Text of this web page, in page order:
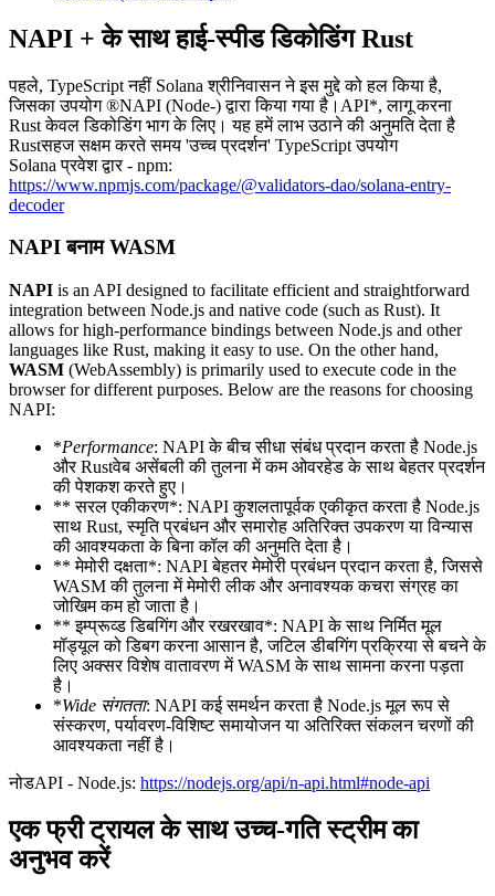
NAPI + के साथ हाई-स्पीड डिकोडिंग Rust
पहले, TypeScript नहीं Solana श्रीनिवासन ने इस मुद्दे को हल किया है,
जिसका उपयोग ®NAPI (Node-) द्वारा किया गया है।API*, लागू करना
Rust केवल डिकोडिंग भाग के लिए। यह हमें लाभ उठाने की अनुमति देता है
Rustसहज सक्षम करते समय 'उच्च प्रदर्शन' TypeScript उपयोग
Solana प्रवेश द्वार - npm:
https://www.npmjs.com/package/@validators-dao/solana-entry-
decoder
NAPI बनाम WASM
NAPI is an API designed to facilitate efficient and straightforward
integration between Node.js and native code (such as Rust). It
allows for high-performance bindings between Node.js and other
languages like Rust, making it easy to use. On the other hand,
WASM (WebAssembly) is primarily used to execute code in the
browser for different purposes. Below are the reasons for choosing
NAPI:
*Performance: NAPI के बीच सीधा संबंध प्रदान करता है Node.js
और Rustवेब असेंबली की तुलना में कम ओवरहेड के साथ बेहतर प्रदर्शन
की पेशकश करते हुए।
** सरल एकीकरण*: NAPI कुशलतापूर्वक एकीकृत करता है Node.js
साथ Rust, स्मृति प्रबंधन और समारोह अतिरिक्त उपकरण या विन्यास
की आवश्यकता के बिना कॉल की अनुमति देता है।
** मेमोरी दक्षता*: NAPI बेहतर मेमोरी प्रबंधन प्रदान करता है, जिससे
WASM की तुलना में मेमोरी लीक और अनावश्यक कचरा संग्रह का
जोखिम कम हो जाता है।
** इम्प्रूव्ड डिबगिंग और रखरखाव*: NAPI के साथ निर्मित मूल
मॉड्यूल को डिबग करना आसान है, जटिल डीबगिंग प्रक्रिया से बचने के
लिए अक्सर विशेष वातावरण में WASM के साथ सामना करना पड़ता
है।
*Wide संगतता: NAPI कई समर्थन करता है Node.js मूल रूप से
संस्करण, पर्यावरण-विशिष्ट समायोजन या अतिरिक्त संकलन चरणों की
आवश्यकता नहीं है।
नोडAPI - Node.js: https://nodejs.org/api/n-api.html#node-api
एक फ्री ट्रायल के साथ उच्च-गति स्ट्रीम का
अनुभव करें